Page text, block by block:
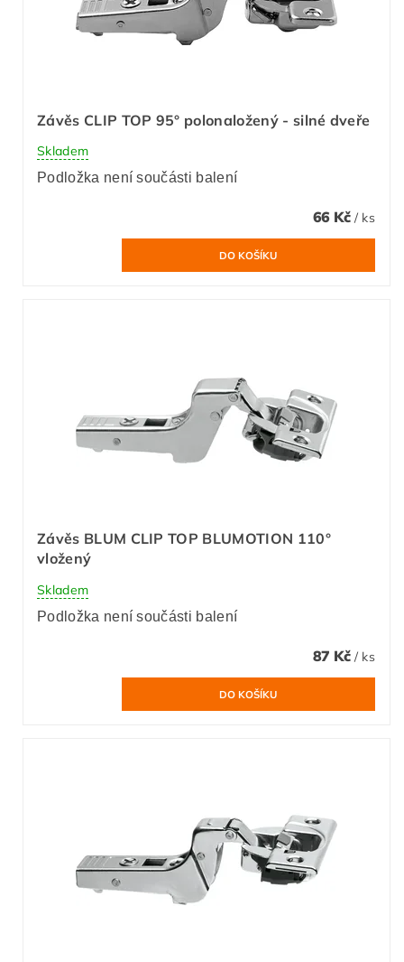
Závěs CLIP TOP 95° polonaložený - silné dveře
Skladem
Podložka není součásti balení
66 Kč / ks
Závěs BLUM CLIP TOP BLUMOTION 110°
vložený
Skladem
Podložka není součásti balení
87 Kč / ks